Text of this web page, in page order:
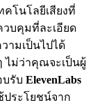
คโนโลยีเสียงที่
บคุมที่ละเอียด
ามเป็นไปได้
ไม่ว่าคุณจะเป็นผู้
บรับ ElevenLabs
ระโยชน์จาก